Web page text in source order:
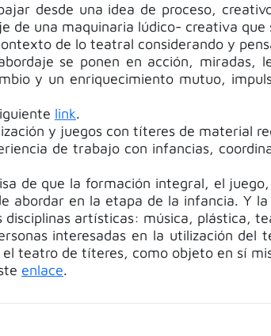
desde una idea de proceso,
de una maquinaria lúdico- creativa
de lo teatral considerando y
se ponen en acción, miradas,
y un enriquecimiento mutuo,
link.
y juegos con títeres de material
de trabajo con infancias,
de que la formación integral, el
abordar en la etapa de la infancia. Y
disciplinas artísticas: música, plástica,
interesadas en la utilización
teatro de títeres, como objeto en sí
enlace.